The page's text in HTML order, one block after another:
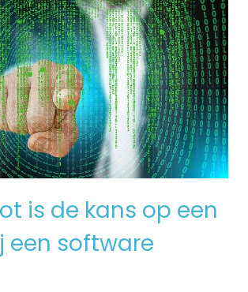
is de kans op een
een software